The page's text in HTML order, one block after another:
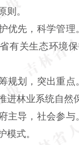
。
先，科学管理
有关生态环境
划，突出重点
进林业系统自然
导，社会参与
模式。